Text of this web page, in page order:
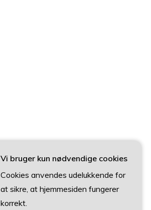
Vi bruger kun nødvendige cookies
Cookies anvendes udelukkende for
at sikre, at hjemmesiden fungerer
korrekt.